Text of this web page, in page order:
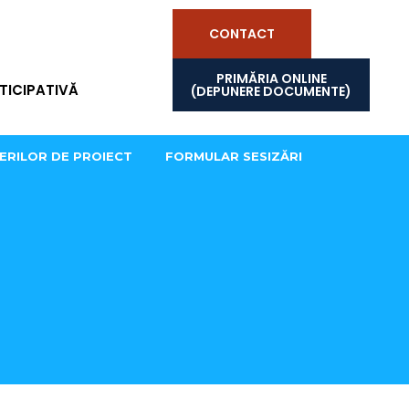
CONTACT
PRIMĂRIA ONLINE
(DEPUNERE DOCUMENTE)
DE PROIECT FORMULAR SESIZĂRI